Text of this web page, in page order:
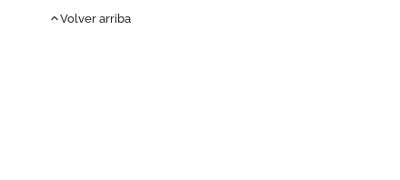
Volver arriba